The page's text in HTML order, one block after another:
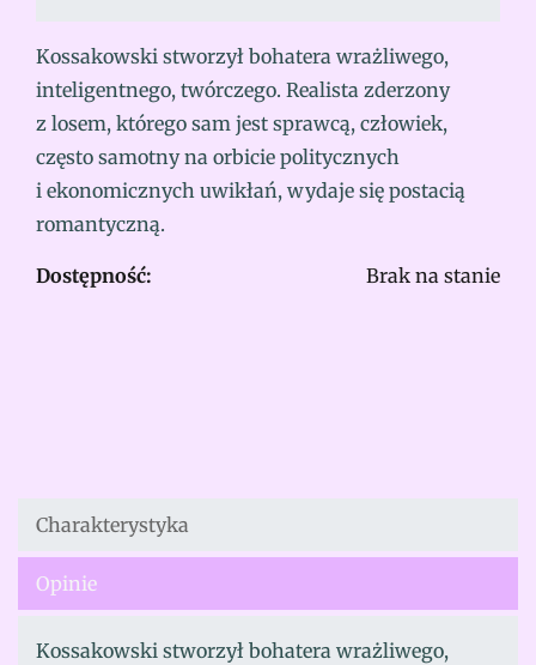
Kossakowski stworzył bohatera wrażliwego,
inteligentnego, twórczego. Realista zderzony
z losem, którego sam jest sprawcą, człowiek,
często samotny na orbicie politycznych
i ekonomicznych uwikłań, wydaje się postacią
romantyczną.
Dostępność: Brak na stanie
Charakterystyka
Opinie
Kossakowski stworzył bohatera wrażliwego,